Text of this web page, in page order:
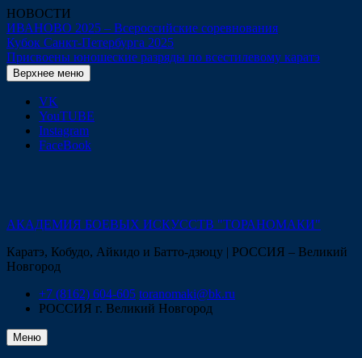
Перейти
к
содержимому
НОВОСТИ
ИВАНОВО 2025 – Всероссийские соревнования
Кубок Санкт-Петербурга 2025
Присвоены юношеские разряды по всестилевому каратэ
Верхнее меню
VK
YouTUBE
Instagram
FaceBook
АКАДЕМИЯ БОЕВЫХ ИСКУССТВ "ТОРАНОМАКИ"
Каратэ, Кобудо, Айкидо и Батто-дзюцу | РОССИЯ – Великий
Новгород
+7 (8162) 604-605 toranomaki@bk.ru
РОССИЯ г. Великий Новгород
Меню